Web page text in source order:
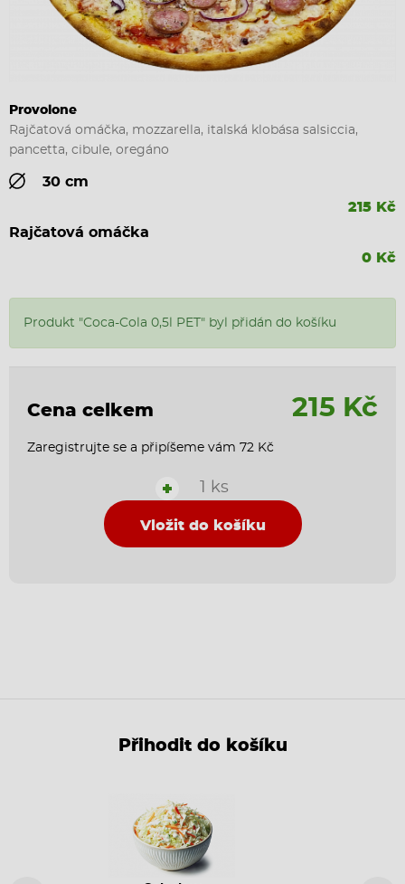
Provolone
Rajčatová omáčka, mozzarella, italská klobása salsiccia,
pancetta, cibule, oregáno
30 cm
215 Kč
Rajčatová omáčka
0 Kč
Produkt "Coca-Cola 0,5l PET" byl přidán do košíku
Cena celkem 215 Kč
Zaregistrujte se a připíšeme vám 72 Kč
+ 1 ks
Vložit do košíku
Přihodit do košíku